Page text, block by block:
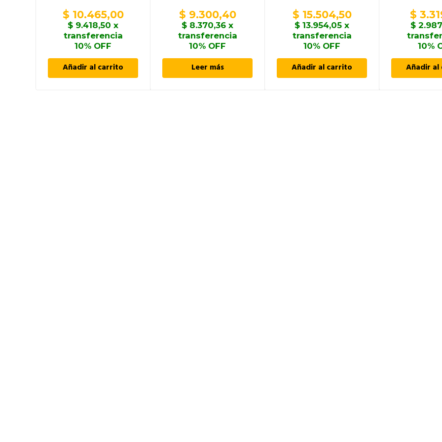
$ 10.465,00
$ 9.418,50 x
transferencia
10% OFF
Añadir al carrito
$ 9.300,40
$ 8.370,36 x
transferencia
10% OFF
Leer más
$ 15.504,50
$ 13.954,05 x
transferencia
10% OFF
Añadir al carrito
$
$
10%
Añadir